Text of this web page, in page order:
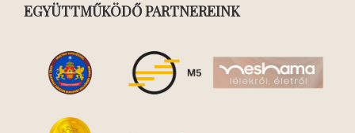
EGYÜTTMŰKÖDŐ PARTNEREINK